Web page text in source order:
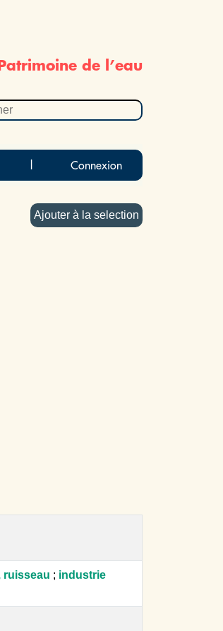
de l’eau
Connexion
Ajouter à la selection
ruisseau ; industrie